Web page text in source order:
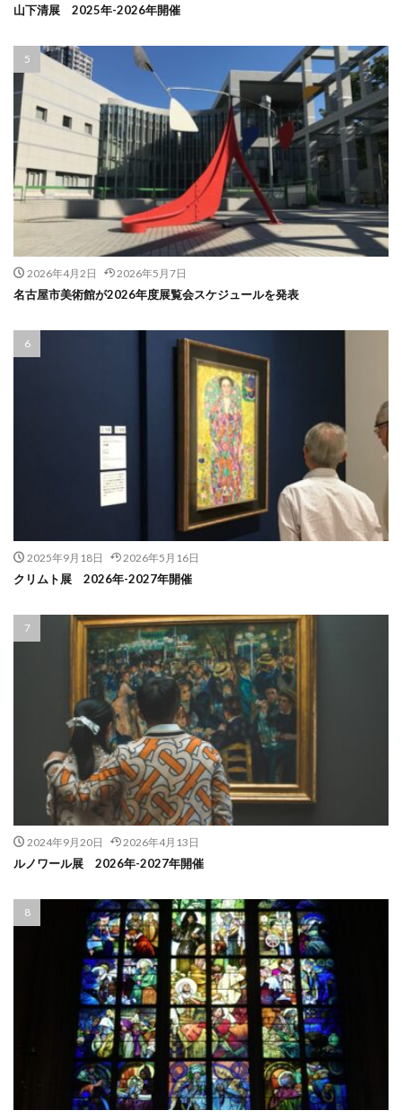
山下清展 2025年-2026年開催
2026年4月2日 2026年5月7日
名古屋市美術館が2026年度展覧会スケジュールを発表
2025年9月18日 2026年5月16日
クリムト展 2026年-2027年開催
2024年9月20日 2026年4月13日
ルノワール展 2026年-2027年開催